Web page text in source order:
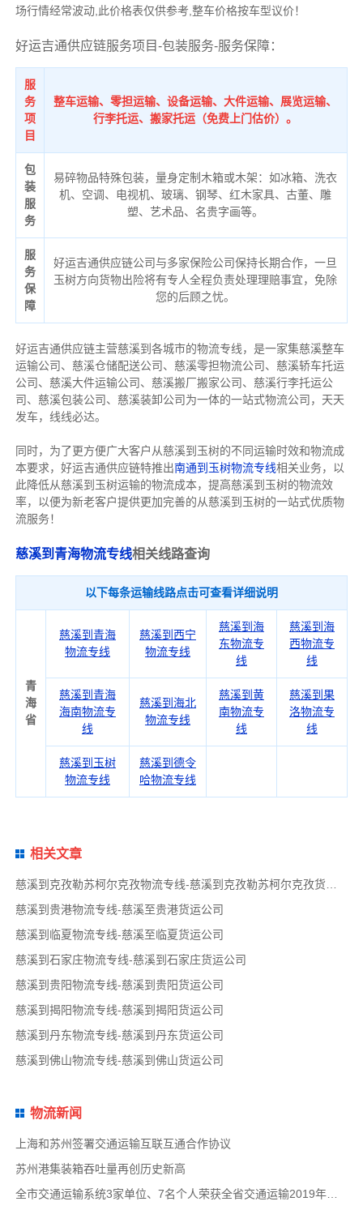
场行情经常波动,此价格表仅供参考,整车价格按车型议价！
好运吉通供应链服务项目-包装服务-服务保障：
服
务
项
目
整车运输、零担运输、设备运输、大件运输、展览运输、
行李托运、搬家托运（免费上门估价）。
包
装
服
务
易碎物品特殊包装，量身定制木箱或木架：如冰箱、洗衣
机、空调、电视机、玻璃、钢琴、红木家具、古董、雕
塑、艺术品、名贵字画等。
服
务
保
障
好运吉通供应链公司与多家保险公司保持长期合作，一旦
玉树方向货物出险将有专人全程负责处理理赔事宜，免除
您的后顾之忧。
好运吉通供应链主营慈溪到各城市的物流专线，是一家集慈溪整车
运输公司、慈溪仓储配送公司、慈溪零担物流公司、慈溪轿车托运
公司、慈溪大件运输公司、慈溪搬厂搬家公司、慈溪行李托运公
司、慈溪包装公司、慈溪装卸公司为一体的一站式物流公司，天天
发车，线线必达。
同时，为了更方便广大客户从慈溪到玉树的不同运输时效和物流成
本要求，好运吉通供应链特推出南通到玉树物流专线相关业务，以
此降低从慈溪到玉树运输的物流成本，提高慈溪到玉树的物流效
率，以便为新老客户提供更加完善的从慈溪到玉树的一站式优质物
流服务！
慈溪到青海物流专线相关线路查询
以下每条运输线路点击可查看详细说明
青
海
省
慈溪到青海
物流专线
慈溪到西宁
物流专线
慈溪到海
东物流专
线
慈溪到海
西物流专
线
慈溪到青海
海南物流专
线
慈溪到海北
物流专线
慈溪到黄
南物流专
线
慈溪到果
洛物流专
线
慈溪到玉树
物流专线
慈溪到德令
哈物流专线
相关文章
慈溪到克孜勒苏柯尔克孜物流专线-慈溪到克孜勒苏柯尔克孜货运公司
慈溪到贵港物流专线-慈溪至贵港货运公司
慈溪到临夏物流专线-慈溪至临夏货运公司
慈溪到石家庄物流专线-慈溪到石家庄货运公司
慈溪到贵阳物流专线-慈溪到贵阳货运公司
慈溪到揭阳物流专线-慈溪到揭阳货运公司
慈溪到丹东物流专线-慈溪到丹东货运公司
慈溪到佛山物流专线-慈溪到佛山货运公司
物流新闻
上海和苏州签署交通运输互联互通合作协议
苏州港集装箱吞吐量再创历史新高
全市交通运输系统3家单位、7名个人荣获全省交通运输2019年度扫黑除恶专项斗争先进集体和先